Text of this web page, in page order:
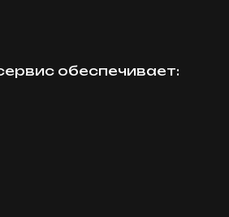
обеспечивает: